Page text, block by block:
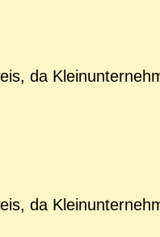
da
da